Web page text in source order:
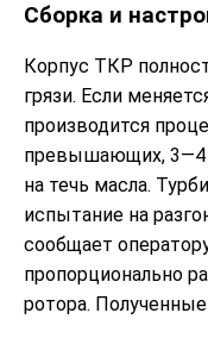
Сборка и
Корпус ТКР
грязи. Если
производится
превышающих, 3—4
на течь масла.
испытание на
сообщает
пропорционально
ротора.